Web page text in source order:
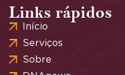
Links rápidos
Início
Serviços
Sobre